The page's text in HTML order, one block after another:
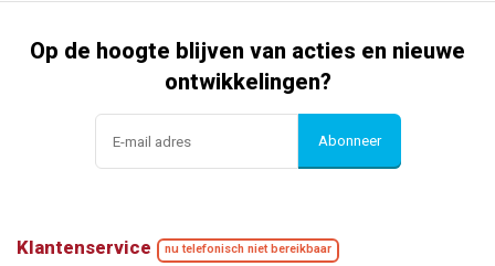
Op de hoogte blijven van acties en nieuwe
ontwikkelingen?
Abonneer
Klantenservice nu telefonisch niet bereikbaar